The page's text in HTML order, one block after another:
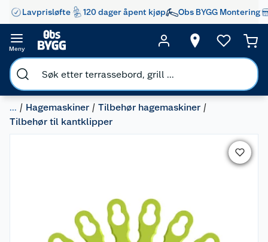
Lavprisløfte 120 dager åpent kjøp Obs BYGG Montering
Meny
... Hagemaskiner
Tilbehør hagemaskiner
Tilbehør til kantklipper